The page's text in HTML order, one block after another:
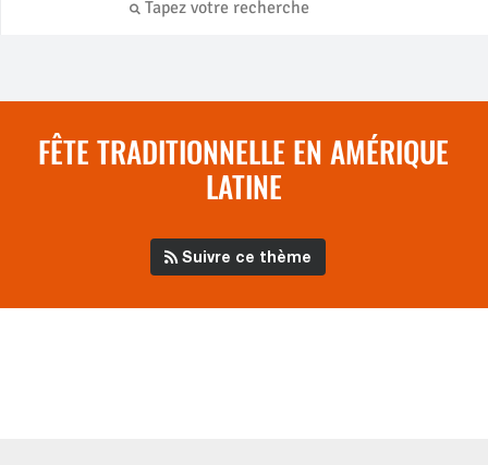
FÊTE TRADITIONNELLE EN AMÉRIQUE
LATINE
Suivre ce thème